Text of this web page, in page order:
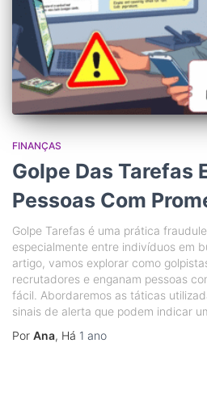
FINANÇAS
Golpe Das Tarefas
Pessoas Com
Golpe Tarefas é uma prática
especialmente entre indivíduos em
artigo, vamos explorar como
recrutadores e enganam pessoas
fácil. Abordaremos as táticas
sinais de alerta que podem indicar
Por Ana, Há 1 ano